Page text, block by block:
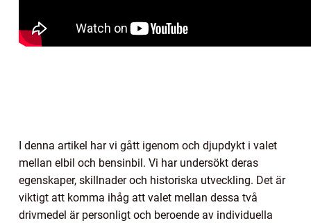
I denna artikel har vi gått igenom och djupdykt i valet
mellan elbil och bensinbil. Vi har undersökt deras
egenskaper, skillnader och historiska utveckling. Det är
viktigt att komma ihåg att valet mellan dessa två
drivmedel är personligt och beroende av individuella